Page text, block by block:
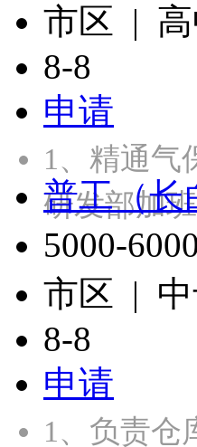
市区 |
8-8
申请
1、精通气
研发部加
普工（长
5000-
市区 |
8-8
申请
1、负责仓